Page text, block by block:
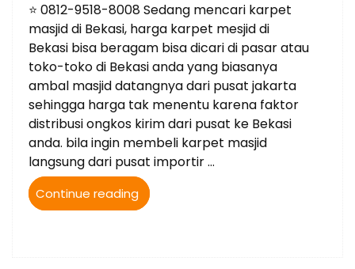
⭐ 0812-9518-8008 Sedang mencari karpet
masjid di Bekasi, harga karpet mesjid di
Bekasi bisa beragam bisa dicari di pasar atau
toko-toko di Bekasi anda yang biasanya
ambal masjid datangnya dari pusat jakarta
sehingga harga tak menentu karena faktor
distribusi ongkos kirim dari pusat ke Bekasi
anda. bila ingin membeli karpet masjid
langsung dari pusat importir …
Continue reading“⭐
0812-